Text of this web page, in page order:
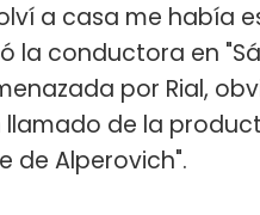
a casa me había
la conductora en
por Rial,
de la
de Alperovich".